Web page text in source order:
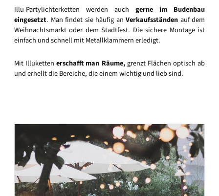
Illu-Partylichterketten werden auch gerne im Budenbau
eingesetzt. Man findet sie häufig an Verkaufsständen auf dem
Weihnachtsmarkt oder dem Stadtfest. Die sichere Montage ist
einfach und schnell mit Metallklammern erledigt.
Mit Illukettenerschafft man Räume,grenzt Flächen optisch ab
und erhellt die Bereiche, die einem wichtig und lieb sind.